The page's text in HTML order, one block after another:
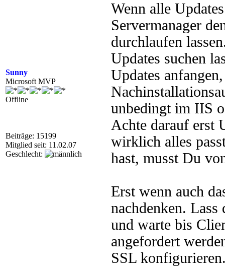
Sunny
Microsoft MVP
Offline
Beiträge: 15199
Mitglied seit: 11.02.07
Geschlecht:
Wenn alle
Servermanager
durchlaufen
Updates suchen
Updates
unbedingt im IIS
Achte darauf erst
wirklich alles
hast, musst Du
Erst wenn auch
nachdenken. Lass
und warte bis
angefordert
SSL